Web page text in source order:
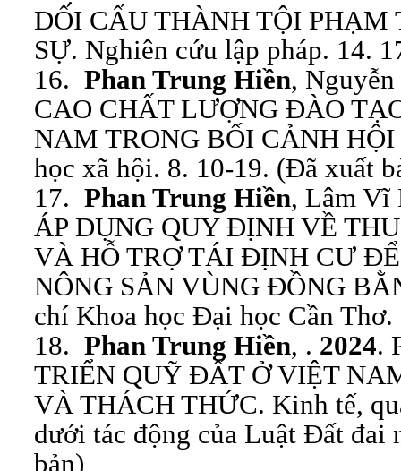
DỐI CẤU THÀNH TỘI PHẠM
SỰ. Nghiên cứu lập pháp. 14.
16. Phan Trung Hiền,
CAO CHẤT LƯỢNG ĐÀO
NAM TRONG BỐI CẢNH HỘI
học xã hội. 8. 10-19. (Đã xuất
17. Phan Trung Hiền, Lâm Vĩ
ÁP DỤNG QUY ĐỊNH VỀ
VÀ HỖ TRỢ TÁI ĐỊNH CƯ
NÔNG SẢN VÙNG ĐỒNG
chí Khoa học Đại học Cần
18. Phan Trung Hiền, . 2024.
TRIỂN QUỸ ĐẤT Ở VIỆT
VÀ THÁCH THỨC. Kinh tế,
dưới tác động của Luật Đất đai
bản)